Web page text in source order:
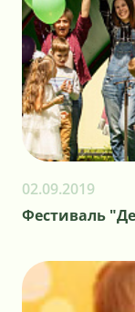
02.09.2019
Фестиваль